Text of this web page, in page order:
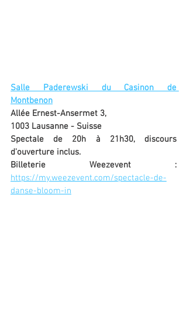
Salle Paderewski du Casinon de
Montbenon
Allée Ernest-Ansermet 3,
1003 Lausanne - Suisse
Spectale de 20h à 21h30, discours
d'ouverture inclus.
https://my.weezevent.com/spectacle-de-
danse-bloom-in